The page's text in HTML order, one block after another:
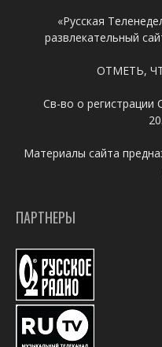
«Русская
развлекательный
ОТМЕТЬ,
Св-во о
Материалы сайта
ПАРТНЕРЫ